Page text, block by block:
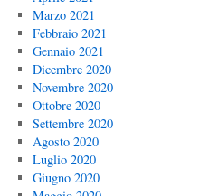
Marzo 2021
Febbraio 2021
Gennaio 2021
Dicembre 2020
Novembre 2020
Ottobre 2020
Settembre 2020
Agosto 2020
Luglio 2020
Giugno 2020